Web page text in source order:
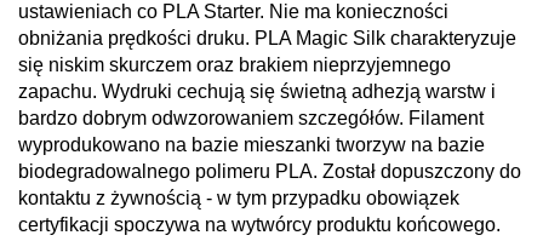
ustawieniach co PLA Starter. Nie ma konieczności
obniżania prędkości druku. PLA Magic Silk charakteryzuje
się niskim skurczem oraz brakiem nieprzyjemnego
zapachu. Wydruki cechują się świetną adhezją warstw i
bardzo dobrym odwzorowaniem szczegółów. Filament
wyprodukowano na bazie mieszanki tworzyw na bazie
biodegradowalnego polimeru PLA. Został dopuszczony do
kontaktu z żywnością - w tym przypadku obowiązek
certyfikacji spoczywa na wytwórcy produktu końcowego.